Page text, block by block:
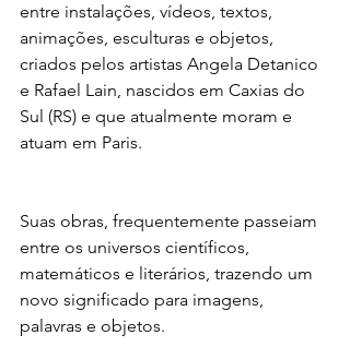
entre instalações, vídeos, textos,
animações, esculturas e objetos,
criados pelos artistas Angela Detanico
e Rafael Lain, nascidos em Caxias do
Sul (RS) e que atualmente moram e
atuam em Paris.
Suas obras, frequentemente passeiam
entre os universos científicos,
matemáticos e literários, trazendo um
novo significado para imagens,
palavras e objetos.